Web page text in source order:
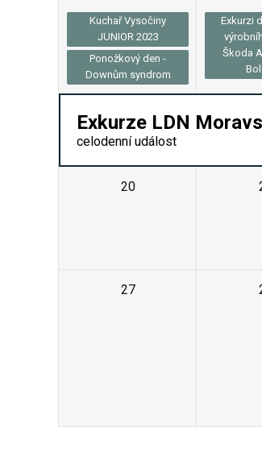
Kuchař Vysočiny
JUNIOR 2023
Ponožkový den -
Downům syndrom
Exkurzi
Škoda
Exkurze LDN
celodenní událost
20
27